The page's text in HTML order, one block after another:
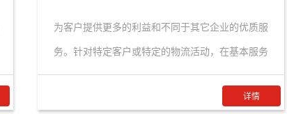
为客户提供更多的利益和不同于其它企业的优质服
务。针对特定客户或特定的物流活动，在基本服务
基础上提供的定制化服务。
详情